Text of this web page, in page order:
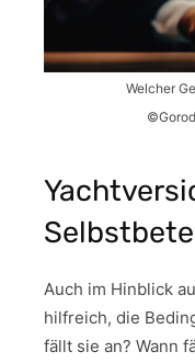
Welcher
Auch im Hinblick
hilfreich, die
fällt sie an? Wann